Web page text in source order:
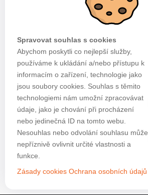
Spravovat souhlas s cookies
Abychom poskytli co nejlepší služby,
používáme k ukládání a/nebo přístupu k
informacím o zařízení, technologie jako
jsou soubory cookies. Souhlas s těmito
technologiemi nám umožní zpracovávat
údaje, jako je chování při procházení
nebo jedinečná ID na tomto webu.
Nesouhlas nebo odvolání souhlasu může
nepříznivě ovlivnit určité vlastnosti a
funkce.
Zásady cookies Ochrana osobních údajů